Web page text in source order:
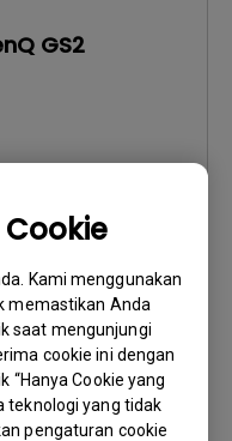
Kami menggunakan
memastikan Anda
saat mengunjungi
cookie ini dengan
“Hanya Cookie yang
teknologi yang tidak
pengaturan cookie
GS2